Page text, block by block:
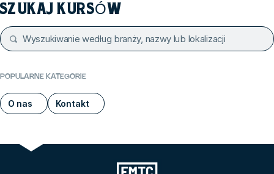
SZUKAJ KURSÓW
POPULARNE KATEGORIE
O nas Kontakt